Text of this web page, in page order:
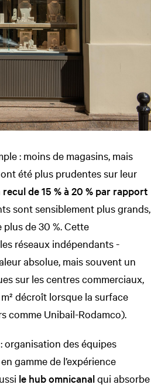
: moins de magasins, mais
été plus prudentes sur leur
de 15 % à 20 % par rapport
sont sensiblement plus grands,
de 30 %. Cette
réseaux indépendants -
absolue, mais souvent un
sur les centres commerciaux,
décroît lorsque la surface
comme Unibail-Rodamco).
organisation des équipes
gamme de l’expérience
le hub omnicanalqui absorbe